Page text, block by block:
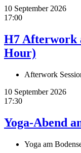
10 September 2026
17:00
H7 Afterwork
Hour)
Afterwork
10 September 2026
17:30
Yoga-Abend
Yoga am